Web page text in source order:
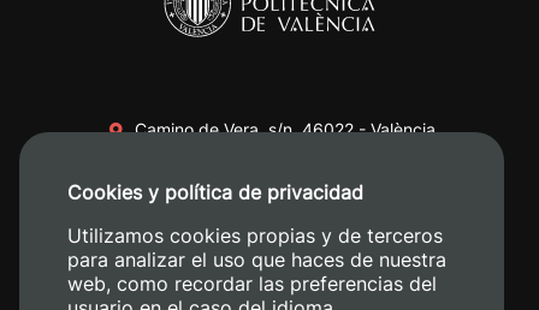
Camino de Vera, s/n. 46022 - València
+34 620 04 00 50
Cookies y política de privacidad
Utilizamos cookies propias y de terceros
para analizar el uso que haces de nuestra
web, como recordar las preferencias del